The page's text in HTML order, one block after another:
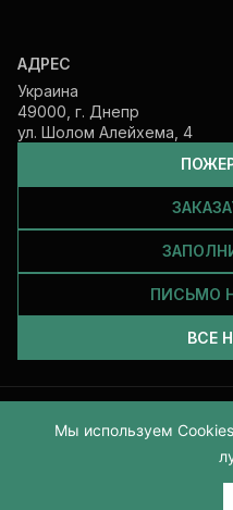
ПИСЬМО
ВСЕ
АДРЕС
Украина
49000, г. Днепр
ул. Шолом Алейхема, 4
Все права защищены и
Мы используем